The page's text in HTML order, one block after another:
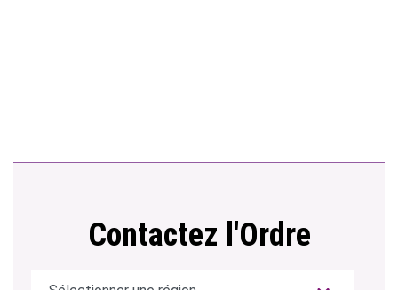
Contactez l'Ordre